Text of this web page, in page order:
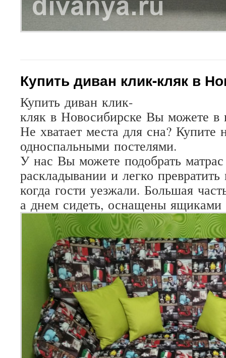
Купить диван клик-кляк в
Купить диван клик-
кляк в Новосибирске Вы можете в
Не хватает места для сна? Купите
односпальными постелями.
У нас Вы можете подобрать матрас
раскладывании и легко превратить
когда гости уезжали. Большая
а днем сидеть, оснащены ящиками